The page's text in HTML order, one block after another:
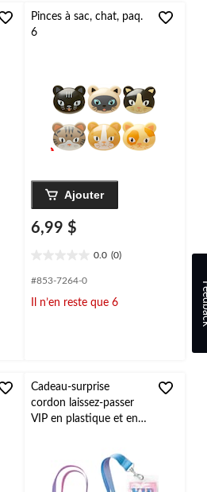
Pinces à sac, chat, paq.
6
Ajouter
6,99 $
0.0 (0)
étoile(s)
5.
#853-7264-0
Il n’en reste que 6
Cadeau-surprise
cordon laissez-passer
VIP en plastique et en